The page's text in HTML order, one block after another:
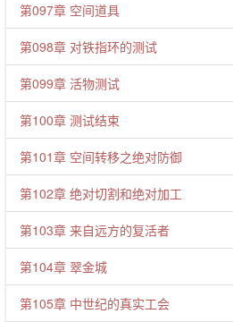
第097章 空间道具
第098章 对铁指环的测试
第099章 活物测试
第100章 测试结束
第101章 空间转移之绝对防御
第102章 绝对切割和绝对加工
第103章 来自远方的复活者
第104章 翠金城
第105章 中世纪的真实工会